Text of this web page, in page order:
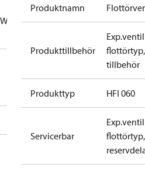
Produktnamn
Produkttillbehör
flottörtyp,
tillbehör
Produkttyp HFI 060
Servicerbar
flottörtyp,